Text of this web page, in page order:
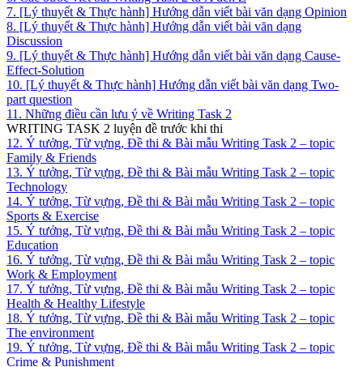
7. [Lý thuyết & Thực hành] Hướng dẫn viết bài văn dạng Opinion
8. [Lý thuyết & Thực hành] Hướng dẫn viết bài văn dạng
Discussion
9. [Lý thuyết & Thực hành] Hướng dẫn viết bài văn dạng Cause-
Effect-Solution
10. [Lý thuyết & Thực hành] Hướng dẫn viết bài văn dạng Two-
part question
11. Những điều cần lưu ý về Writing Task 2
WRITING TASK 2 luyện đề trước khi thi
12. Ý tưởng, Từ vựng, Đề thi & Bài mẫu Writing Task 2 – topic
Family & Friends
13. Ý tưởng, Từ vựng, Đề thi & Bài mẫu Writing Task 2 – topic
Technology
14. Ý tưởng, Từ vựng, Đề thi & Bài mẫu Writing Task 2 – topic
Sports & Exercise
15. Ý tưởng, Từ vựng, Đề thi & Bài mẫu Writing Task 2 – topic
Education
16. Ý tưởng, Từ vựng, Đề thi & Bài mẫu Writing Task 2 – topic
Work & Employment
17. Ý tưởng, Từ vựng, Đề thi & Bài mẫu Writing Task 2 – topic
Health & Healthy Lifestyle
18. Ý tưởng, Từ vựng, Đề thi & Bài mẫu Writing Task 2 – topic
The environment
19. Ý tưởng, Từ vựng, Đề thi & Bài mẫu Writing Task 2 – topic
Crime & Punishment